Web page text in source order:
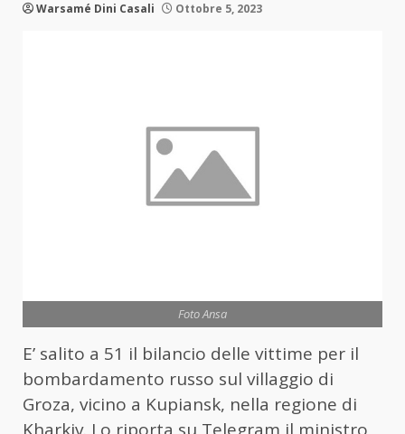
Warsamé Dini Casali Ottobre 5, 2023
Foto Ansa
E’ salito a 51 il bilancio delle vittime per il
bombardamento russo sul villaggio di
Groza, vicino a Kupiansk, nella regione di
Kharkiv. Lo riporta su Telegram il ministro